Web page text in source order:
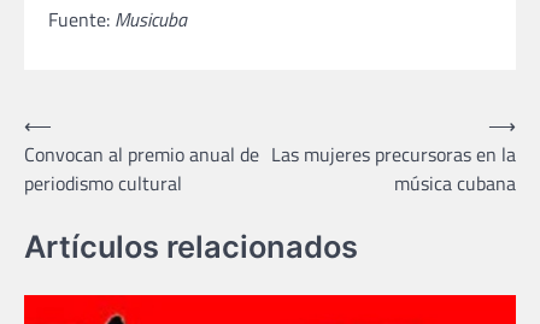
Fuente: Musicuba
Navegación
de
entradas
⟵
Convocan al premio anual de
periodismo cultural
Las mujeres precursoras en la
música cubana
⟶
Artículos relacionados